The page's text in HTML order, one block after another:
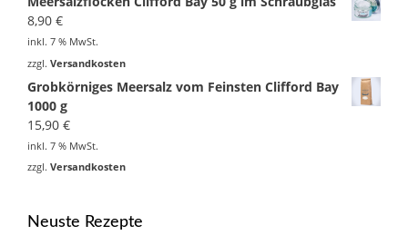
8,90 €
inkl. 7 % MwSt.
zzgl. Versandkosten
Grobkörniges Meersalz vom Feinsten Clifford Bay
1000 g
15,90 €
inkl. 7 % MwSt.
zzgl. Versandkosten
Neuste Rezepte